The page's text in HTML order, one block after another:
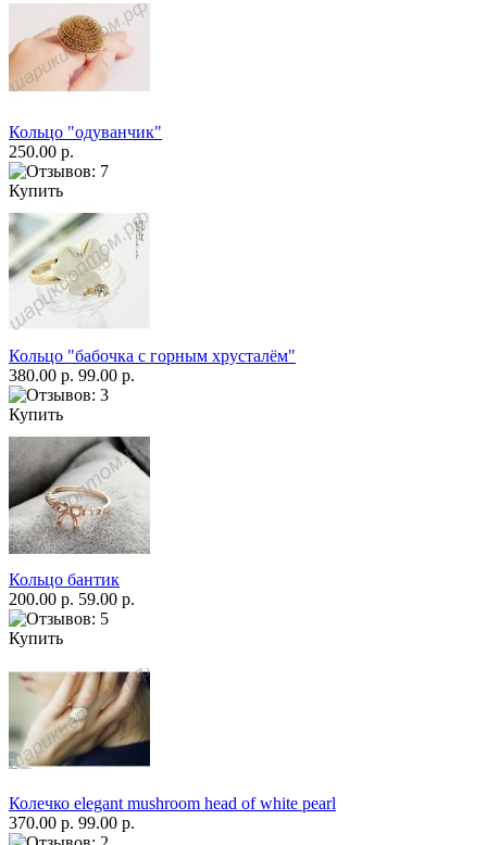
Кольцо "одуванчик"
250.00 р.
Купить
Кольцо "бабочка с горным хрусталём"
380.00 р. 99.00 р.
Купить
Кольцо бантик
200.00 р. 59.00 р.
Купить
Колечко elegant mushroom head of white pearl
370.00 р. 99.00 р.